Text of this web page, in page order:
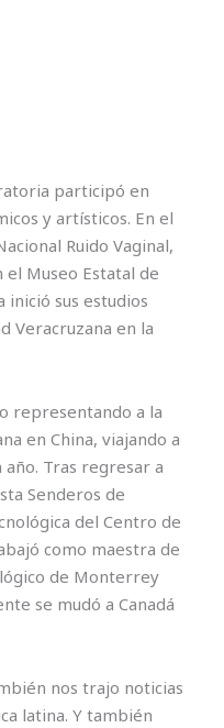
participó en
y artísticos. En el
Ruido Vaginal,
Museo Estatal de
sus estudios
Veracruzana en la
representando a la
en China, viajando a
Tras regresar a
Senderos de
del Centro de
como maestra de
de Monterrey
se mudó a Canadá
nos trajo noticias
latina. Y también